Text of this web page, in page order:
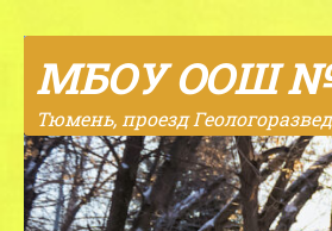
Skip to content
МБОУ ООШ
Тюмень, проезд